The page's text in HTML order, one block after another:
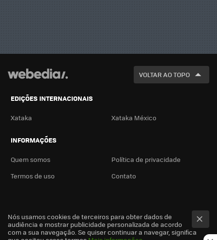
VOLTAR AO TOPO
EDIÇÕES INTERNACIONAIS
Xataka Xataka México
INFORMAÇÕES
Quem somos
Política de privacidade
Termos de uso
Contato
Nós usamos cookies de terceiros para obter dados de
audiência e mostrar publicidade personalizada de acordo
com a sua navegação. Se quiser continuar a navegar, significa